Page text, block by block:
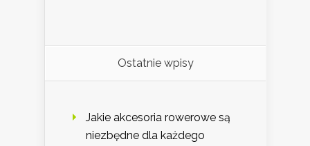
Ostatnie wpisy
Jakie akcesoria rowerowe są
niezbędne dla każdego